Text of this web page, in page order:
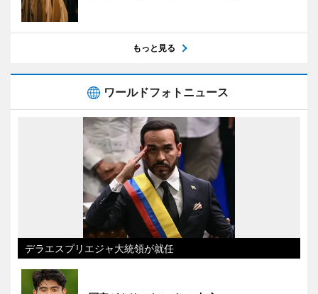
もっと見る
ワールドフォトニュース
デラエスプリエジャ大統領が就任